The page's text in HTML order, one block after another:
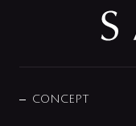
CONCEPT